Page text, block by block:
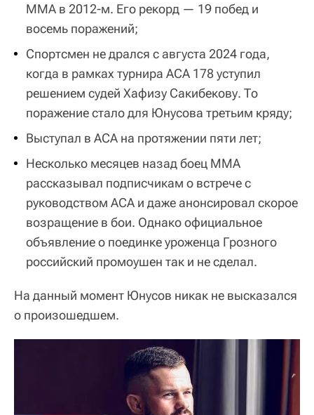
MMA в 2012-м. Его рекорд — 19 побед и
восемь поражений;
Спортсмен не дрался с августа 2024 года,
когда в рамках турнира ACA 178 уступил
решением судей Хафизу Сакибекову. То
поражение стало для Юнусова третьим кряду;
Выступал в ACA на протяжении пяти лет;
Несколько месяцев назад боец ММА
рассказывал подписчикам о встрече с
руководством АСА и даже анонсировал скорое
возращение в бои. Однако официальное
объявление о поединке уроженца Грозного
российский промоушен так и не сделал.
На данный момент Юнусов никак не высказался
о произошедшем.